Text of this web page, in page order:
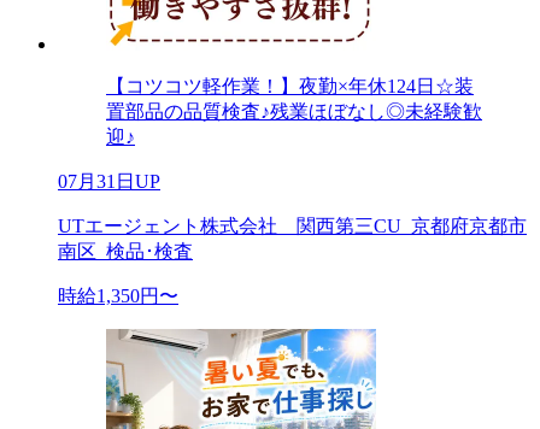
【コツコツ軽作業！】夜勤×年休124日☆装
置部品の品質検査♪残業ほぼなし◎未経験歓
迎♪
07月31日UP
UTエージェント株式会社 関西第三CU_京都府京都市
南区_検品･検査
時給1,350円〜